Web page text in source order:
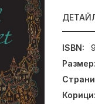
ISBN:
Размер:
Корици: